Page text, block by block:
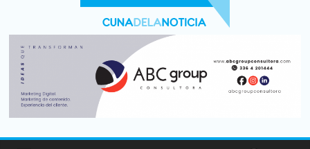
afecta a 400 mil deudores en Santa Fe
Desde que asumió Milei cerraron 41.000 kioscos: el sector
denuncia crisis como en 2001